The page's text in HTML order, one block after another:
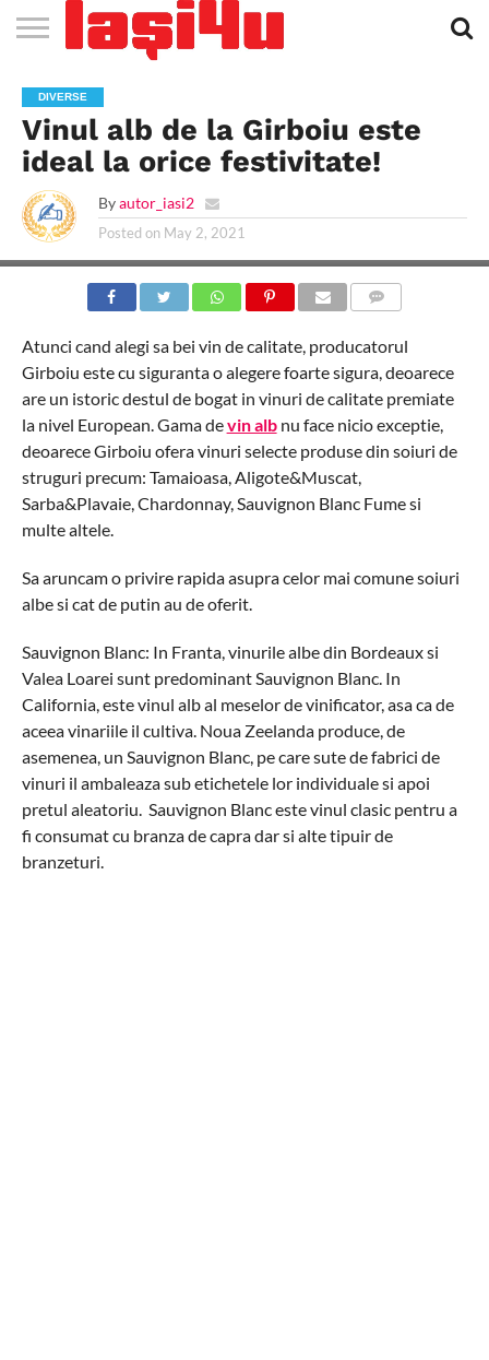
STIRI
APARTAMENTE
NOI IASI
STIRI
IASI
JOBS
IN
IASI
FILME
LA
CINEMA
CLUBURI /
DISCOTECI
BARURI /
CAFENELE
SALI DE
FORTA
SI
FITNESS
SALOANE DE
INFRUMUSETARE
AGENTII
DE
TURISM
IASI
RESTAURANTE
IN IASI
PIZZA
IN
IASI
PISCINA
IN IASI
FLORARII
RADIO
LIVE
IN IASI
SPALATORII
AUTO
TRACTARI
AUTO
TAXI
IN
IASI
CINEMA
TEATRU
HOTELURI
/
PENSIUNI
TEREN
SPORTIV
TEREN
TENIS
IASI
FARMACII
NON
STOP
COFFEE-
TO-GO
FIRME DE
PUBLICITATE
RENT
A
CAR
DIVERSE
Vinul alb de la Girboiu este
ideal la orice festivitate!
By autor_iasi2
Posted on May 2, 2021
Atunci cand alegi sa bei vin de calitate, producatorul
Girboiu este cu siguranta o alegere foarte sigura, deoarece
are un istoric destul de bogat in vinuri de calitate premiate
la nivel European. Gama devin albnu face nicio exceptie,
deoarece Girboiu ofera vinuri selecte produse din soiuri de
struguri precum: Tamaioasa, Aligote&Muscat,
Sarba&Plavaie, Chardonnay, Sauvignon Blanc Fume si
multe altele.
Sa aruncam o privire rapida asupra celor mai comune soiuri
albe si cat de putin au de oferit.
Sauvignon Blanc: In Franta, vinurile albe din Bordeaux si
Valea Loarei sunt predominant Sauvignon Blanc. In
California, este vinul alb al meselor de vinificator, asa ca de
aceea vinariile il cultiva. Noua Zeelanda produce, de
asemenea, un Sauvignon Blanc, pe care sute de fabrici de
vinuri il ambaleaza sub etichetele lor individuale si apoi
pretul aleatoriu. Sauvignon Blanc este vinul clasic pentru a
fi consumat cu branza de capra dar si alte tipuir de
branzeturi.